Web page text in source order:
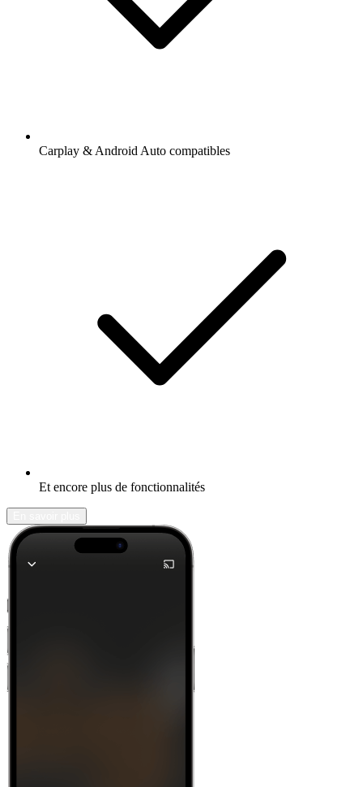
Carplay & Android Auto compatibles
Et encore plus de fonctionnalités